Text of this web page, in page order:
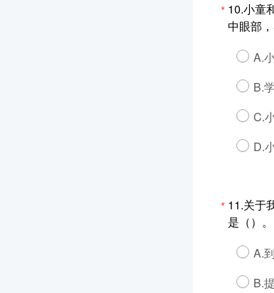
* 10.小童
中眼部
A.
B.
C.
D.
* 11.关于
是（）。
A.
B.